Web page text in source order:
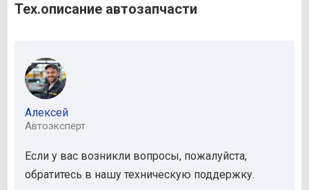
Тех.описание автозапчасти
Алексей
Автоэксперт
Если у вас возникли вопросы, пожалуйста,
обратитесь в нашу техническую поддержку.